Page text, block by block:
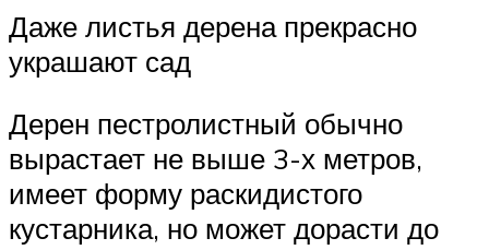
Даже листья дерена прекрасно
украшают сад
Дерен пестролистный обычно
вырастает не выше 3-х метров,
имеет форму раскидистого
кустарника, но может дорасти до